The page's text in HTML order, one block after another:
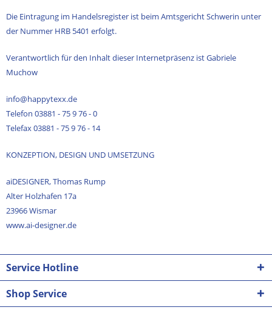
Die Eintragung im Handelsregister ist beim Amtsgericht Schwerin unter
der Nummer HRB 5401 erfolgt.
Verantwortlich für den Inhalt dieser Internetpräsenz ist Gabriele
Muchow
info@happytexx.de
Telefon 03881 - 75 9 76 - 0
Telefax 03881 - 75 9 76 - 14
KONZEPTION, DESIGN UND UMSETZUNG
aiDESIGNER, Thomas Rump
Alter Holzhafen 17a
23966 Wismar
www.ai-designer.de
Service Hotline
Shop Service